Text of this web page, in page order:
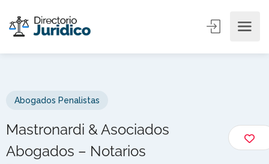
Abogados Penalistas
Mastronardi & Asociados
Abogados – Notarios